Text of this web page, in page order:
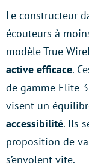
Le constructeur
écouteurs à
modèle True
active efficace.
de gamme Elite
visent un
accessibilité. Ils
proposition de
s’envolent vite.